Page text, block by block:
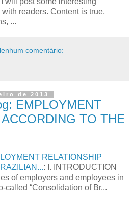
readers. Content is true,
...
comentário:
de 2013
EMPLOYMENT
TO THE
RELATIONSHIP
: I. INTRODUCTION
of employers and employees in
called “Consolidation of Br...